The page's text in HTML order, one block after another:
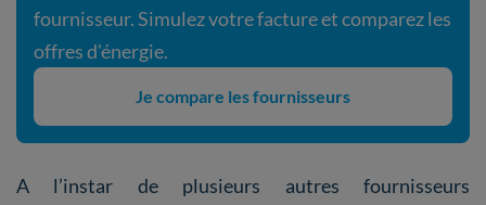
fournisseur. Simulez votre facture et comparez les
offres d'énergie.
Je compare les fournisseurs
A l’instar de plusieurs autres fournisseurs